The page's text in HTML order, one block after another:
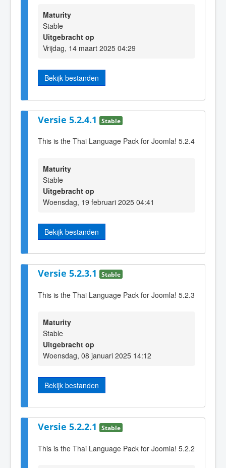
Maturity
Stable
Uitgebracht op
Vrijdag, 14 maart 2025 04:29
Bekijk bestanden
Versie 5.2.4.1 Stable
This is the Thai Language Pack for Joomla! 5.2.4
Maturity
Stable
Uitgebracht op
Woensdag, 19 februari 2025 04:41
Bekijk bestanden
Versie 5.2.3.1 Stable
This is the Thai Language Pack for Joomla! 5.2.3
Maturity
Stable
Uitgebracht op
Woensdag, 08 januari 2025 14:12
Bekijk bestanden
Versie 5.2.2.1 Stable
This is the Thai Language Pack for Joomla! 5.2.2